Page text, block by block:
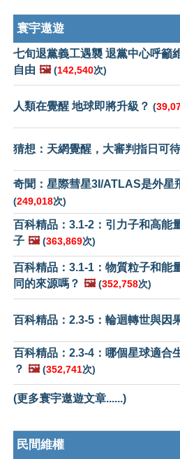
寰宇遨遊
七旬退黨義工遇襲 退黨中心呼籲
自由 🖼️ (142,540次)
人類在覺醒 地球即將升級？ (
猜想：天網覺醒，大審判指日可
奇聞：星際彗星3I/ATLAS是外星
(249,018次)
百科精品：3.1-2：引力子和高能
子 🖼️ (363,869次)
百科精品：3.1-1：物質粒子和能
同的來源嗎？ 🖼️ (352,758次)
百科精品：2.3-5：輪迴轉世與因
百科精品：2.3-4：哪個星球適合
？ 🖼️ (352,741次)
(更多寰宇遨遊文章......)
民間維權